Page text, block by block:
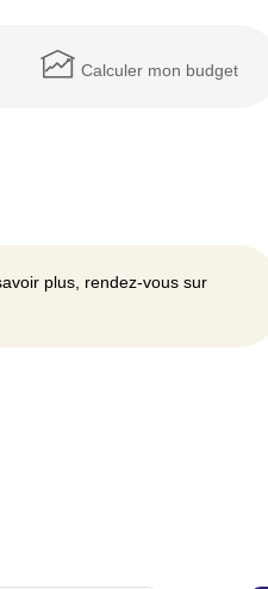
Calculer mon budget
plus, rendez-vous sur